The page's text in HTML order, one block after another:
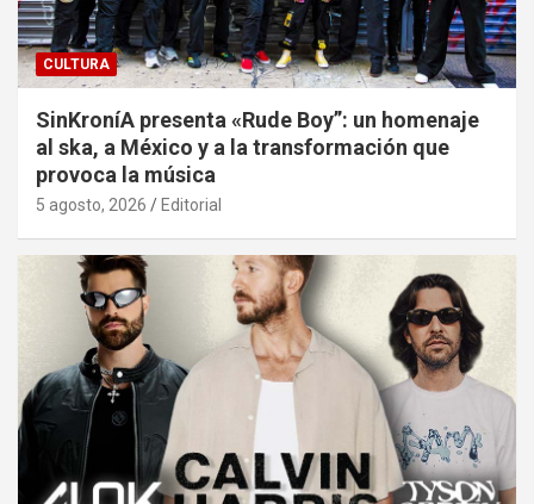
CULTURA
SinKroníA presenta «Rude Boy”: un homenaje
al ska, a México y a la transformación que
provoca la música
5 agosto, 2026 Editorial